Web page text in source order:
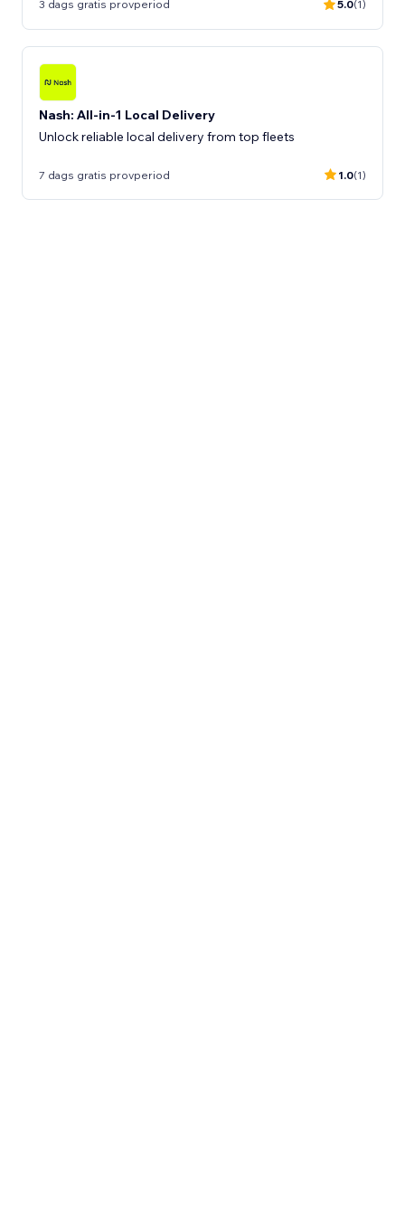
3 dags gratis provperiod 5.0(1)
Nash: All-in-1 Local Delivery
Unlock reliable local delivery from top fleets
7 dags gratis provperiod 1.0(1)